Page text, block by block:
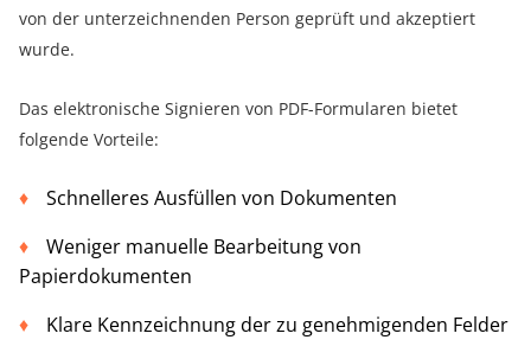
von der unterzeichnenden Person geprüft und akzeptiert
wurde.
Das elektronische Signieren von PDF-Formularen bietet
folgende Vorteile:
Schnelleres Ausfüllen von Dokumenten
Weniger manuelle Bearbeitung von
Papierdokumenten
Klare Kennzeichnung der zu genehmigenden Felder